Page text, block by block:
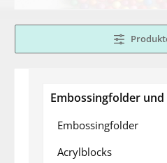
Embossingfolder
Embossingfolder
Acrylblocks